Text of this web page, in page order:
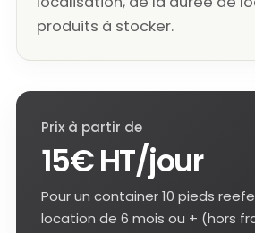
produits à stocker.
Prix à partir de
15€ HT/jour
Pour un container 10 pieds
location de 6 mois ou + (hors